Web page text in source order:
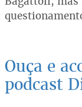
Ouça e
podcast